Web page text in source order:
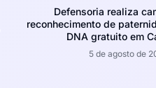
Defensoria realiza
reconhecimento de
DNA gratuito em
5 de agosto de